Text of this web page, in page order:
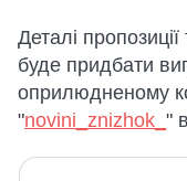
Деталі
буде придбати
оприлюдненому
"novini_znizhok_ "